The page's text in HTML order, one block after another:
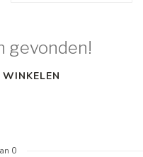
gevonden!
0